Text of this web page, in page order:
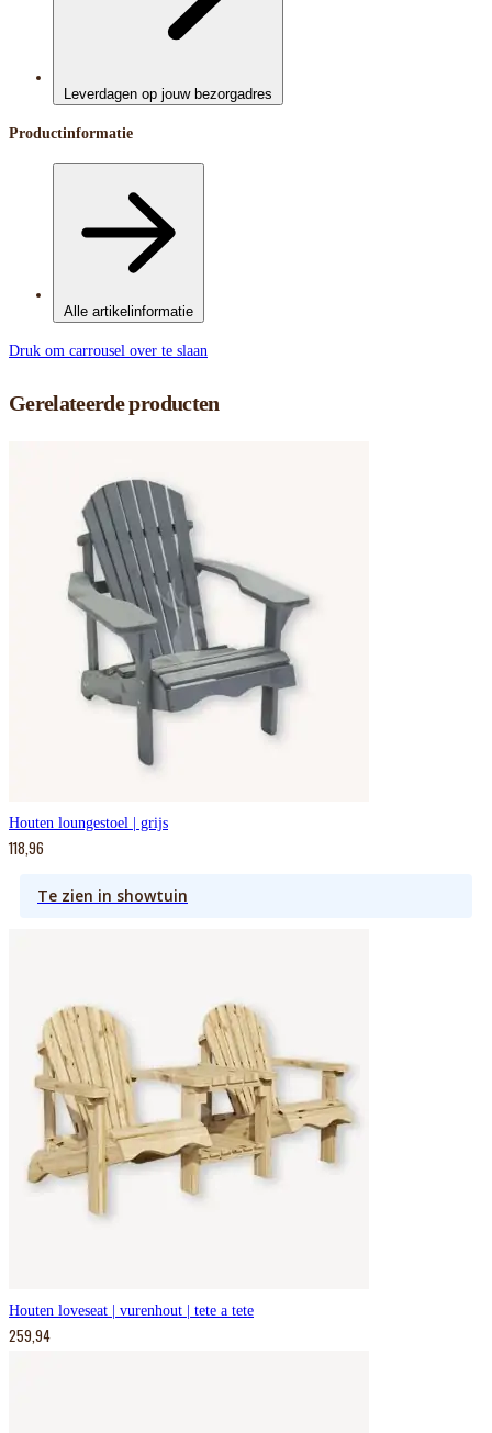
Leverdagen op jouw bezorgadres
Productinformatie
Alle artikelinformatie
Druk om carrousel over te slaan
Gerelateerde producten
Houten loungestoel | grijs
118,96
Te zien in showtuin
Houten loveseat | vurenhout | tete a tete
259,94